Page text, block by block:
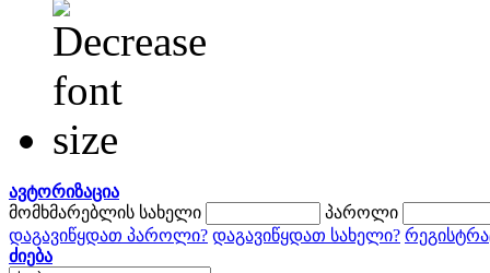
ავტორიზაცია
მომხმარებლის სახელი
პაროლი
დაგავიწყდათ პაროლი? დაგავიწყდათ სახელი?
ძიება